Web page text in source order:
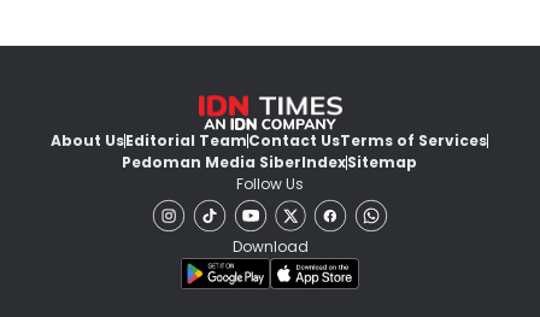
About UsEditorial TeamContact UsTerms of Services
Pedoman Media SiberIndexSitemap
Follow Us
Download